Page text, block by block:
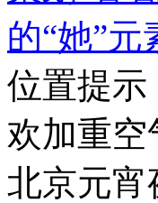
位置提示
欢加重空
北京元宵